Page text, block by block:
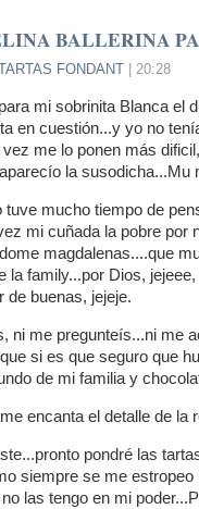
BALLERINA
FONDANT| 20:28
mi sobrinita Blanca el
en cuestión...y yo no
me lo ponen más
la susodicha...Mu
tuve mucho tiempo de
mi cuñada la pobre por
magdalenas....que
la family...por Dios,
de buenas, jejeje.
ni me pregunteís...ni me
si es que seguro que
de mi familia y
encanta el detalle de la
pondré las
siempre se me
las tengo en mi